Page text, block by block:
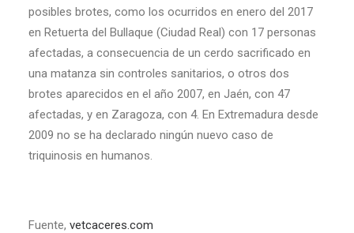
posibles brotes, como los ocurridos en enero del 2017
en Retuerta del Bullaque (Ciudad Real) con 17 personas
afectadas, a consecuencia de un cerdo sacrificado en
una matanza sin controles sanitarios, o otros dos
brotes aparecidos en el año 2007, en Jaén, con 47
afectadas, y en Zaragoza, con 4. En Extremadura desde
2009 no se ha declarado ningún nuevo caso de
triquinosis en humanos.
Fuente, vetcaceres.com